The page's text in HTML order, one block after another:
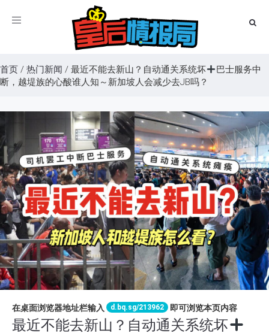
Toggle
首页 / 热门新闻 / 最近不能去新山？自动通关系统坏
巴士服务中
断，越堤族的心酸谁人知～新加坡人会减少去JB吗？
在桌面浏览器地址栏输入 d.bq.sg/213962 即可浏览本页内容
最近不能去新山？自动通关系统坏